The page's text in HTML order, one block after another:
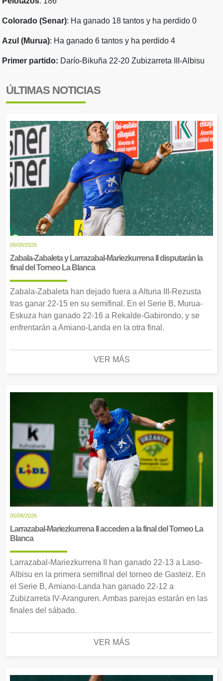
Colorado (Senar): Ha ganado 18 tantos y ha perdido 0
Azul (Murua): Ha ganado 6 tantos y ha perdido 4
Primer partido: Darío-Bikuña 22-20 Zubizarreta III-Albisu
ÚLTIMAS NOTICIAS
06/08/2026
Zabala-Zabaleta y Larrazabal-Mariezkurrena II disputarán la
final del Torneo La Blanca
Zabala-Zabaleta han dejado fuera a Altuna III-Rezusta
tras ganar 22-15 en su semifinal. En el Serie B, Murua-
Eskuza han ganado 22-16 a Rekalde-Gabirondo, y se
enfrentarán a Amiano-Landa en la otra final.
VER MÁS
05/08/2026
Larrazabal-Mariezkurrena II acceden a la final del Torneo La
Blanca
Larrazabal-Mariezkurrena II han ganado 22-13 a Laso-
Albisu en la primera semifinal del torneo de Gasteiz. En
el Serie B, Amiano-Landa han ganado 22-12 a
Zubizarreta IV-Aranguren. Ambas parejas estarán en las
finales del sábado.
VER MÁS